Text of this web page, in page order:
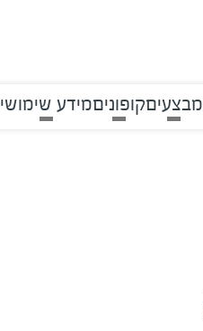
מבצעיםקופוניםמידע שימושי